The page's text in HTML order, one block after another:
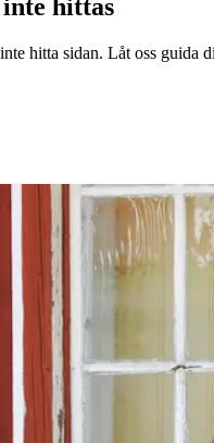
hittas
hitta sidan. Låt oss guida